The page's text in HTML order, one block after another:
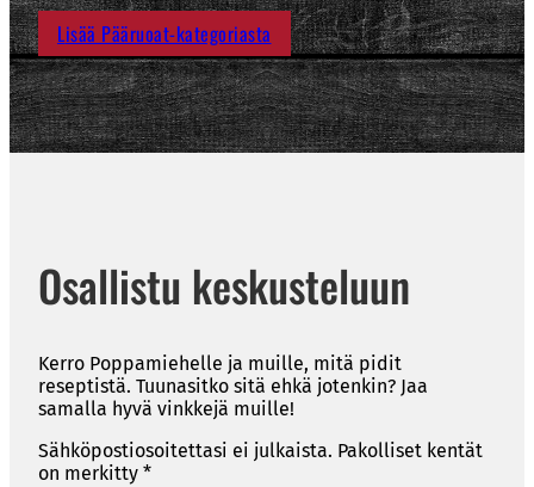
Lisää Pääruoat-kategoriasta
Osallistu keskusteluun
Kerro Poppamiehelle ja muille, mitä pidit
reseptistä. Tuunasitko sitä ehkä jotenkin? Jaa
samalla hyvä vinkkejä muille!
Sähköpostiosoitettasi ei julkaista. Pakolliset kentät
on merkitty *